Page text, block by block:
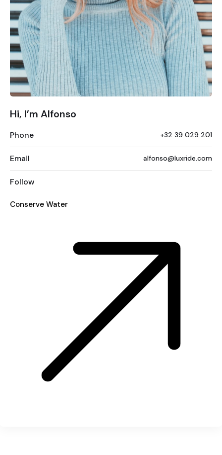
Hi, I’m Alfonso
Phone +32 39 029 201
Email alfonso@luxride.com
Follow
Conserve Water